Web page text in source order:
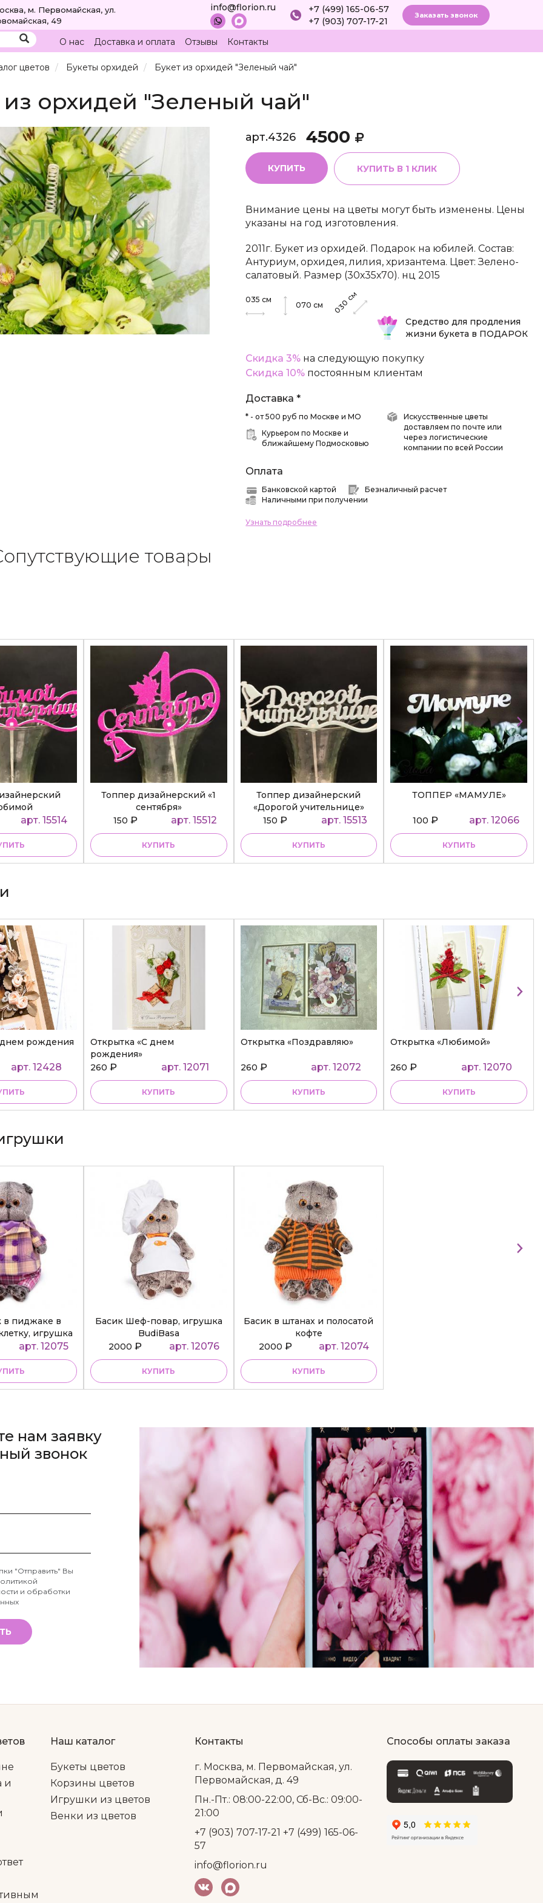
м. Первомайская, ул.
49
info@florion.ru
+7 (499) 165-06-57
+7 (903) 707-17-21
Заказать звонок
О нас Доставка и оплата Отзывы Контакты
цветов Букеты орхидей Букет из орхидей "Зеленый чай"
из орхидей "Зеленый чай"
арт.4326 4500
КУПИТЬ КУПИТЬ В 1 КЛИК
Внимание цены на цветы могут быть изменены. Цены
указаны на год изготовления.
2011г. Букет из орхидей. Подарок на юбилей. Состав:
Антуриум, орхидея, лилия, хризантема. Цвет: Зелено-
салатовый. Размер (30х35х70). нц 2015
035 см
070 см 030
см
Средство для продления
жизни букета в ПОДАРОК
Скидка 3% на следующую покупку
Скидка 10% постоянным клиентам
Доставка *
* - от 500 руб по Москве и МО
Курьером по Москве и
ближайшему Подмосковью
Искусственные цветы
доставляем по почте или
через логистические
компании по всей России
Оплата
Банковской картой
Безналичный расчет
Наличными при получении
Узнать подробнее
товары
арт. 15514
Топпер дизайнерский «1
сентября»
150 ₽ арт. 15512
КУПИТЬ
Топпер дизайнерский
«Дорогой учительнице»
150₽ арт. 15513
КУПИТЬ
ТОППЕР «МАМУЛЕ»
100₽ арт. 12066
КУПИТЬ
рождения
арт. 12428
Открытка «С днем
рождения»
260 ₽ арт. 12071
КУПИТЬ
Открытка «Поздравляю»
260 ₽ арт. 12072
КУПИТЬ
Открытка «Любимой»
260₽ арт. 12070
КУПИТЬ
в пиджаке в
игрушка
арт. 12075
Басик Шеф-повар, игрушка
BudiBasa
2000₽ арт. 12076
КУПИТЬ
Басик в штанах и полосатой
кофте
2000 ₽ арт. 12074
КУПИТЬ
нам заявку
звонок
"Отправить" Вы
и обработки
и
Наш каталог
Букеты цветов
Корзины цветов
Игрушки из цветов
Венки из цветов
Контакты
г. Москва, м. Первомайская, ул.
Первомайская, д. 49
Пн.-Пт.: 08:00-22:00, Сб-Вс.: 09:00-
21:00
+7 (903) 707-17-21 +7 (499) 165-06-
57
info@florion.ru
Способы оплаты заказа